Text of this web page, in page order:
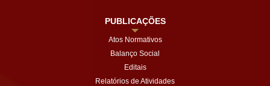
PUBLICAÇÕES
Atos Normativos
Balanço Social
Editais
Relatórios de Atividades